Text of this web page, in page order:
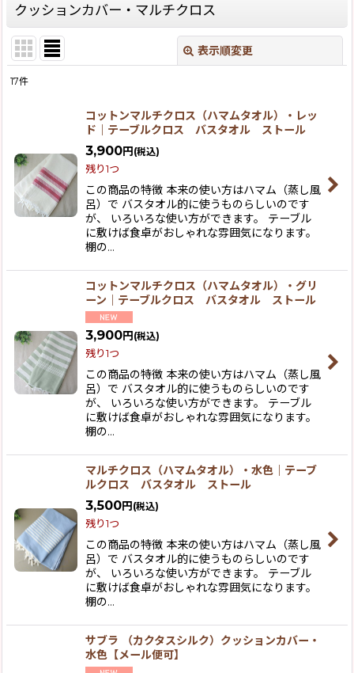
クッションカバー・マルチクロス
表示順変更
絞り込む
17件
コットンマルチクロス（ハマムタオル）・レッ
ド｜テーブルクロス バスタオル ストール
3,900円 (税込)
残り1つ
この商品の特徴 本来の使い方はハマム（蒸し風
呂）で バスタオル的に使うものらしいのです
が、 いろいろな使い方ができます。 テーブル
に敷けば食卓がおしゃれな雰囲気になります。
棚の…
コットンマルチクロス（ハマムタオル）・グリ
ーン｜テーブルクロス バスタオル ストール
3,900円 (税込)
残り1つ
この商品の特徴 本来の使い方はハマム（蒸し風
呂）で バスタオル的に使うものらしいのです
が、 いろいろな使い方ができます。 テーブル
に敷けば食卓がおしゃれな雰囲気になります。
棚の…
マルチクロス（ハマムタオル）・水色｜テーブ
ルクロス バスタオル ストール
3,500円 (税込)
残り1つ
この商品の特徴 本来の使い方はハマム（蒸し風
呂）で バスタオル的に使うものらしいのです
が、 いろいろな使い方ができます。 テーブル
に敷けば食卓がおしゃれな雰囲気になります。
棚の…
サブラ （カクタスシルク）クッションカバー・
水色【メール便可】